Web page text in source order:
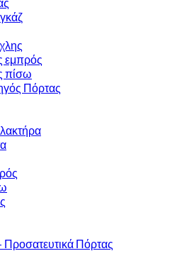
εμπρός
πίσω
Πόρτας
Πόρτας